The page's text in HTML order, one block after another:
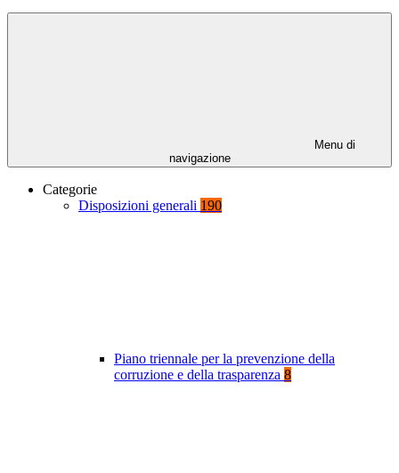
Menu di
navigazione
Categorie
Disposizioni generali 190
Piano triennale per la prevenzione della
corruzione e della trasparenza 8